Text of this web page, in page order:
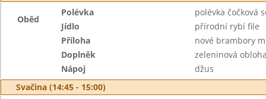
Oběd
Polévka
polévka čočková
Jídlo
přírodní rybí file
Příloha
nové brambory
Doplněk
zeleninová
Nápoj
džus
Svačina (14:45 - 15:00)